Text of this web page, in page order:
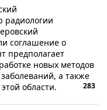
радиологии
соглашение о
предполагает
новых методов
а также
области.
283